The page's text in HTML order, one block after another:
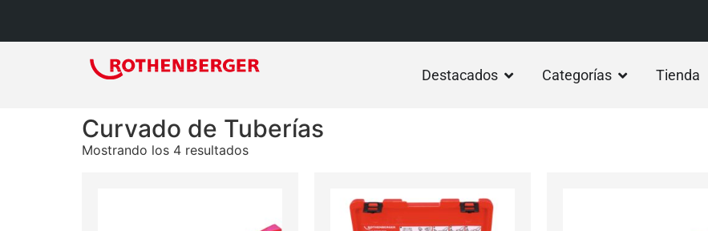
Destacados Categorías Tienda
Curvado de Tuberías
Mostrando los 4 resultados